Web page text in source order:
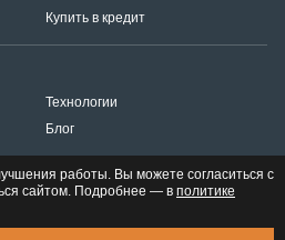
Купить в кредит
Технологии
Блог
работы. Вы можете согласиться с
сайтом. Подробнее — в политике